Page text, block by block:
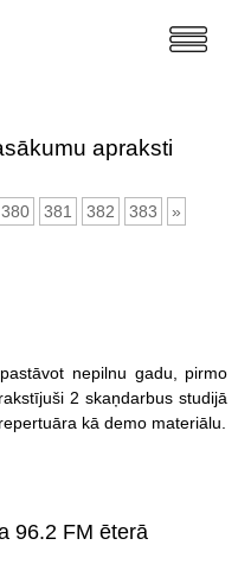
apraksti
380 381 382 383 »
nepilnu gadu, pirmo
2 skaņdarbus studijā
kā demo materiālu.
96.2 FM ēterā